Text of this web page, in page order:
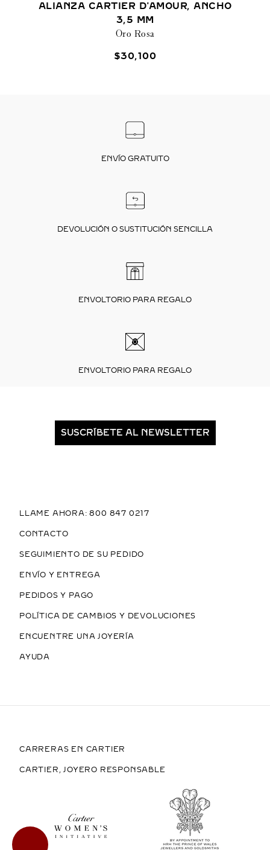
ALIANZA CARTIER D'AMOUR, ANCHO
3,5 MM
Oro Rosa
$30,100
ENVÍO GRATUITO
DEVOLUCIÓN O SUSTITUCIÓN SENCILLA
ENVOLTORIO PARA REGALO
ENVOLTORIO PARA REGALO
SUSCRÍBETE AL NEWSLETTER
LLAME AHORA: 800 847 0217
CONTACTO
SEGUIMIENTO DE SU PEDIDO
ENVÍO Y ENTREGA
PEDIDOS Y PAGO
POLÍTICA DE CAMBIOS Y DEVOLUCIONES
ENCUENTRE UNA JOYERÍA
AYUDA
CARRERAS EN CARTIER
CARTIER, JOYERO RESPONSABLE